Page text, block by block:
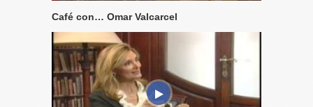
Café con… Omar Valcarcel